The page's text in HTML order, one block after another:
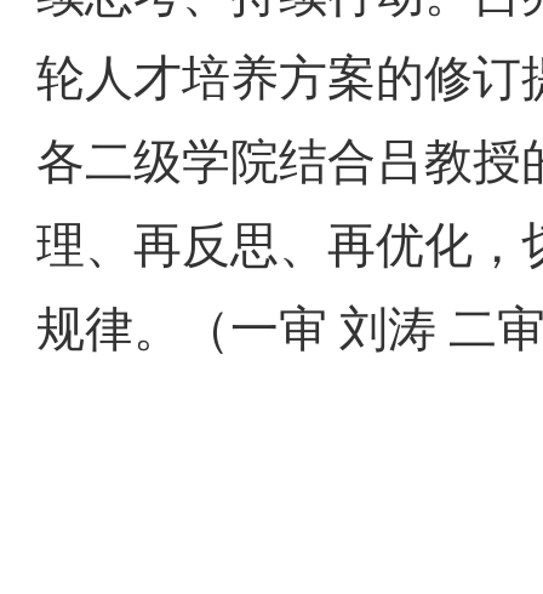
轮人才培养方案的修订
各二级学院结合吕教授
理、再反思、再优化，
规律。（一审 刘涛 二